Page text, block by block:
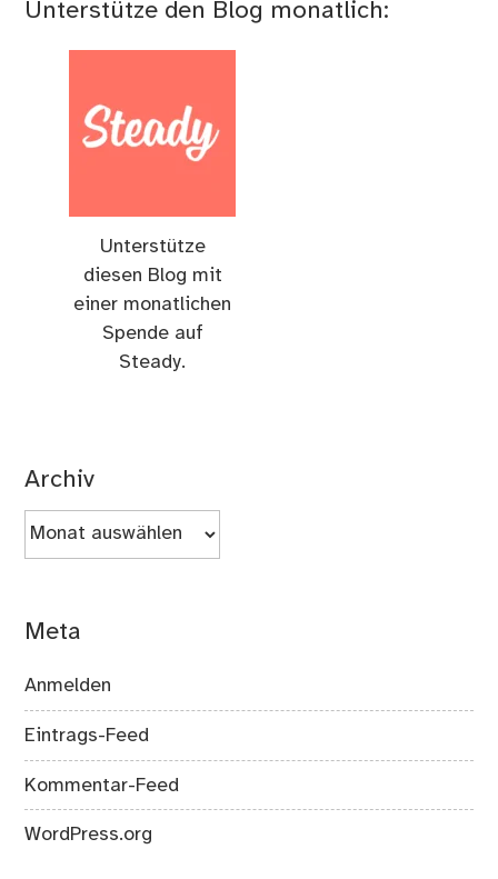
Unterstütze den Blog monatlich:
Unterstütze
diesen Blog mit
einer monatlichen
Spende auf
Steady.
Archiv
Archiv
Meta
Anmelden
Eintrags-Feed
Kommentar-Feed
WordPress.org